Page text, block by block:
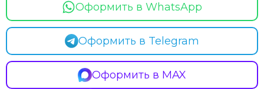
Оформить в WhatsApp
Оформить в Telegram
Оформить в MAX